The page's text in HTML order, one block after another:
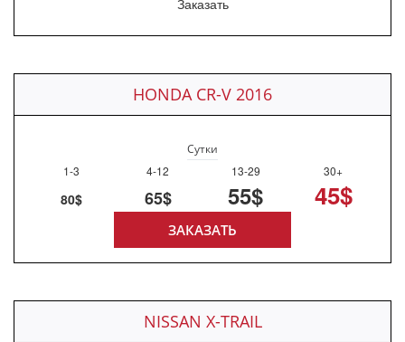
Заказать
HONDA CR-V 2016
Сутки
1-3
4-12 13-29 30+
80$ 65$ 55$ 45$
ЗАКАЗАТЬ
NISSAN X-TRAIL